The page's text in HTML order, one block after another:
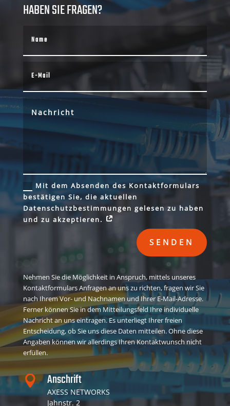
HABEN SIE FRAGEN?
Mit dem Absenden des Kontaktformulars
bestätigen Sie, die aktuellen
Datenschutzbestimmungen gelesen zu haben
und zu akzeptieren.
SENDEN
Nehmen Sie die Möglichkeit in Anspruch, mittels unseres
Kontaktformulars Anfragen an uns zu richten, fragen wir Sie
nach Ihrem Vor- und Nachnamen und Ihrer E-Mail-Adresse.
Ferner können Sie in dem Mitteilungsfeld Ihre individuelle
Nachricht an uns eintragen. Es unterliegt Ihrer freien
Entscheidung, ob Sie uns diese Daten mitteilen. Ohne diese
Angaben können wir allerdings Ihren Kontaktwunsch nicht
erfüllen.
 Anschrift
AXESS NETWORKS
Jahnstr. 2